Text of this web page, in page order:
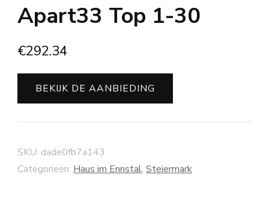
Apart33 Top 1-30
€292.34
BEKIJK DE AANBIEDING
SKU: dade0fb7a143
Categorieën: Haus im Ennstal, Steiermark